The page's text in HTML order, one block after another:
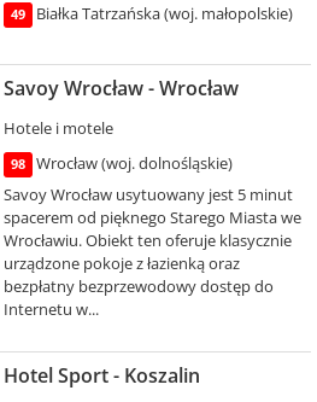
49 Białka Tatrzańska (woj. małopolskie)
Savoy Wrocław - Wrocław
Hotele i motele
98
Wrocław (woj. dolnośląskie)
Savoy Wrocław usytuowany jest 5 minut
spacerem od pięknego Starego Miasta we
Wrocławiu. Obiekt ten oferuje klasycznie
urządzone pokoje z łazienką oraz
bezpłatny bezprzewodowy dostęp do
Internetu w...
Hotel Sport - Koszalin